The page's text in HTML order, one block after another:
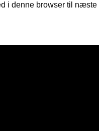
i denne browser til næste